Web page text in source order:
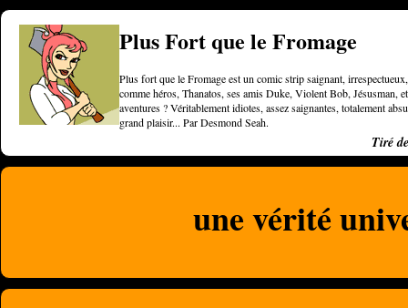
Plus Fort que le Fromage
Plus fort que le Fromage est un comic strip saignant,
comme héros, Thanatos, ses amis Duke, Violent Bob, Jésusman,
aventures ? Véritablement idiotes, assez saignantes, totalement
grand plaisir... Par Desmond Seah.
Tiré
une vérité